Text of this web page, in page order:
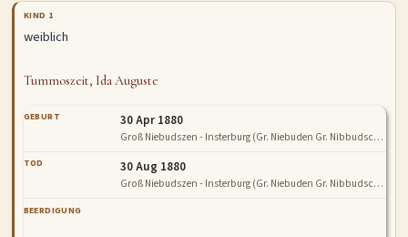
KIND 1
weiblich
Tummoszeit, Ida Auguste
GEBURT 30 Apr 1880
Groß Niebudszen - Insterburg (Gr. Niebuden Gr. Nibbudschen Niebudszen Gr. Niebudschen Steinsee)
TOD 30 Aug 1880
Groß Niebudszen - Insterburg (Gr. Niebuden Gr. Nibbudschen Niebudszen Gr. Niebudschen Steinsee)
BEERDIGUNG